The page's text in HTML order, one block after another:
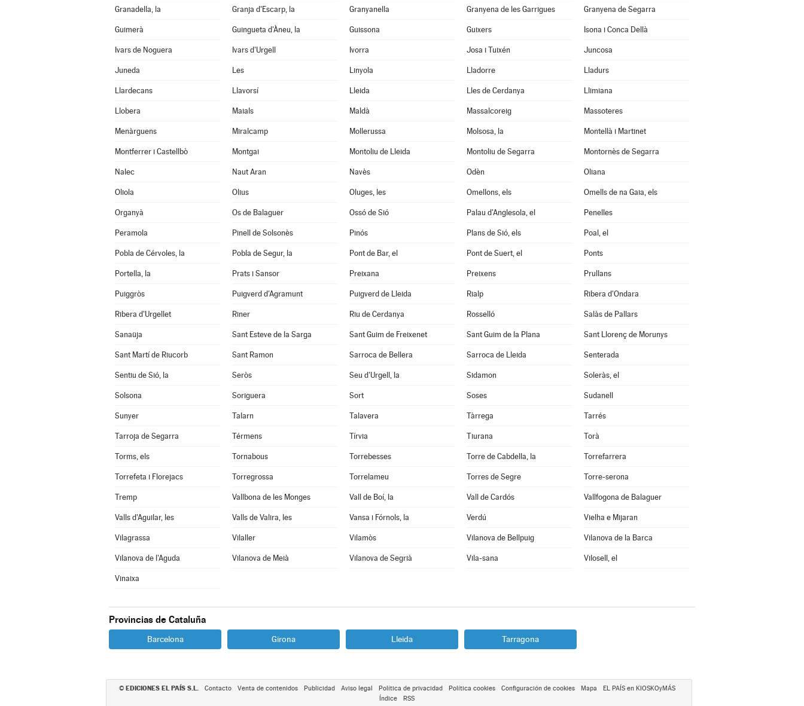
Granadella, la Granja d'Escarp, la Granyanella Granyena de les Garrigues Granyena de Segarra
Guimerà Guingueta d'Àneu, la Guissona Guixers Isona i Conca Dellà
Ivars de Noguera Ivars d'Urgell Ivorra Josa i Tuixén Juncosa
Juneda Les Linyola Lladorre Lladurs
Llardecans Llavorsí Lleida Lles de Cerdanya Llimiana
Llobera Maials Maldà Massalcoreig Massoteres
Menàrguens Miralcamp Mollerussa Molsosa, la Montellà i Martinet
Montferrer i Castellbò Montgai Montoliu de Lleida Montoliu de Segarra Montornès de Segarra
Nalec Naut Aran Navès Odèn Oliana
Oliola Olius Oluges, les Omellons, els Omells de na Gaia, els
Organyà Os de Balaguer Ossó de Sió Palau d'Anglesola, el Penelles
Peramola Pinell de Solsonès Pinós Plans de Sió, els Poal, el
Pobla de Cérvoles, la Pobla de Segur, la Pont de Bar, el Pont de Suert, el Ponts
Portella, la Prats i Sansor Preixana Preixens Prullans
Puiggròs Puigverd d'Agramunt Puigverd de Lleida Rialp Ribera d'Ondara
Ribera d'Urgellet Riner Riu de Cerdanya Rosselló Salàs de Pallars
Sanaüja Sant Esteve de la Sarga Sant Guim de Freixenet Sant Guim de la Plana Sant Llorenç de Morunys
Sant Martí de Riucorb Sant Ramon Sarroca de Bellera Sarroca de Lleida Senterada
Sentiu de Sió, la Seròs Seu d'Urgell, la Sidamon Soleràs, el
Solsona Soriguera Sort Soses Sudanell
Sunyer Talarn Talavera Tàrrega Tarrés
Tarroja de Segarra Térmens Tírvia Tiurana Torà
Torms, els Tornabous Torrebesses Torre de Cabdella, la Torrefarrera
Torrefeta i Florejacs Torregrossa Torrelameu Torres de Segre Torre-serona
Tremp Vallbona de les Monges Vall de Boí, la Vall de Cardós Vallfogona de Balaguer
Valls d'Aguilar, les Valls de Valira, les Vansa i Fórnols, la Verdú Vielha e Mijaran
Vilagrassa Vilaller Vilamòs Vilanova de Bellpuig Vilanova de la Barca
Vilanova de l'Aguda Vilanova de Meià Vilanova de Segrià Vila-sana Vilosell, el
Vinaixa
Provincias de Cataluña
Barcelona Girona Lleida Tarragona
© EDICIONES EL PAÍS S.L. Contacto Venta de contenidos Publicidad Aviso legal Política de privacidad Política cookies Configuración de cookies Mapa
EL PAÍS en KIOSKOyMÁS
Índice
RSS